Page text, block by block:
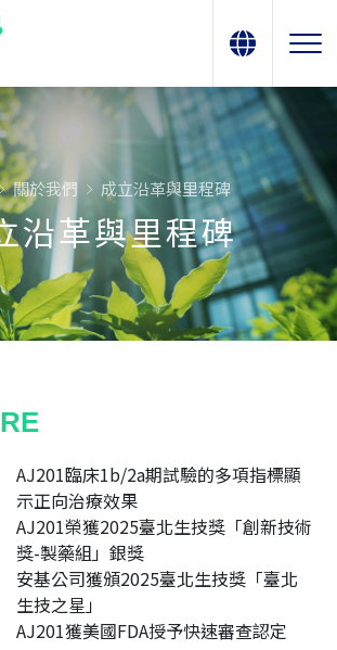
關於我們 成立沿革與里程碑
沿革與里程碑
AJ201臨床1b/2a期試驗的多項指標顯
示正向治療效果
AJ201榮獲2025臺北生技獎「創新技術
獎-製藥組」銀獎
安基公司獲頒2025臺北生技獎「臺北
生技之星」
AJ201獲美國FDA授予快速審查認定